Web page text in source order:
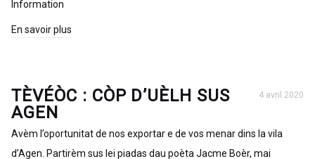
Information
En savoir plus
TÈVÉÒC : CÒP D’UÈLH SUS
AGEN
4 avril 2020
Avèm l’oportunitat de nos exportar e de vos menar dins la vila
d’Agen. Partirèm sus lei piadas dau poèta Jacme Boèr, mai